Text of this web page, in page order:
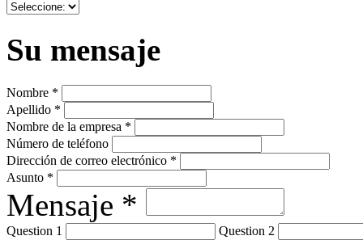
Su mensaje
Nombre *
Apellido *
Nombre de la empresa *
Número de teléfono
Dirección de correo electrónico *
Asunto *
Mensaje *
Question 1 Question 2